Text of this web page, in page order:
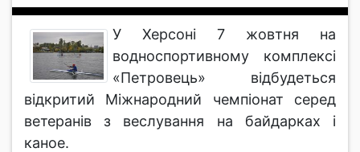
У Херсоні 7 жовтня на
водноспортивному комплексі
«Петровець» відбудеться
відкритий Міжнародний чемпіонат серед
ветеранів з веслування на байдарках і
каное.